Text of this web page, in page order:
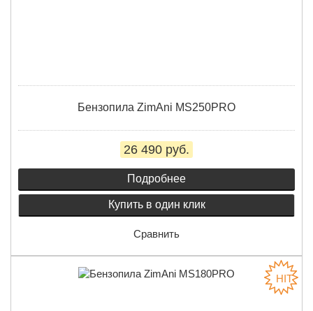
Бензопила ZimAni MS250PRO
26 490 руб.
Подробнее
Купить в один клик
Сравнить